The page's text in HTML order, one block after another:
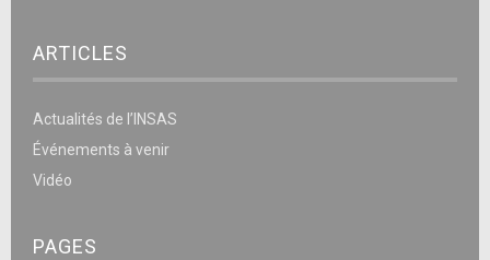
ARTICLES
Actualités de l’INSAS
Événements à venir
Vidéo
PAGES